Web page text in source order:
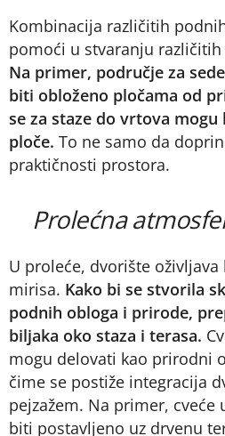
Kombinacija različitih
pomoći u stvaranju
Na primer, područje za
biti obloženo pločama od
se za staze do vrtova
ploče. To ne samo da
praktičnosti prostora.
Prolećna
U proleće, dvorište
mirisa. Kako bi se stvorila
podnih obloga i prirode,
biljaka oko staza i terasa.
mogu delovati kao prirodni
čime se postiže integracija
pejzažem. Na primer, cveće
biti postavljeno uz drvenu